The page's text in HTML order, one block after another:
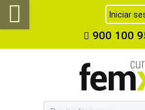
Iniciar
900 100